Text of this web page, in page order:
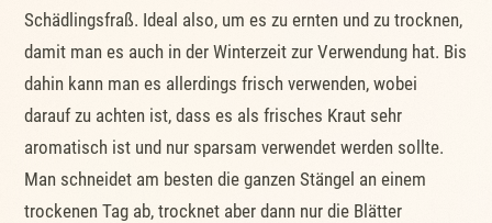
Schädlingsfraß. Ideal also, um es zu ernten und zu trocknen,
damit man es auch in der Winterzeit zur Verwendung hat. Bis
dahin kann man es allerdings frisch verwenden, wobei
darauf zu achten ist, dass es als frisches Kraut sehr
aromatisch ist und nur sparsam verwendet werden sollte.
Man schneidet am besten die ganzen Stängel an einem
trockenen Tag ab, trocknet aber dann nur die Blätter